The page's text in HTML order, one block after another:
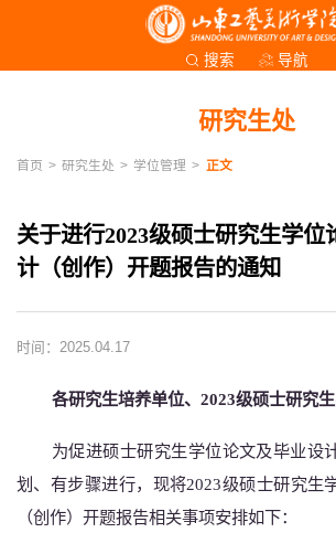
搜索 导航
研究生处
首页 > 研究生处 > 学位管理 > 正文
关于进行2023级硕士研究生学位
计（创作）开题报告的通知
时间：2025.04.17
各研究生培养单位、 2023级硕士研究生
为促进硕士研究生学位论文及毕业设
划、有步骤进行，现将2023级硕士研究生
（创作）开题报告相关事项安排如下：